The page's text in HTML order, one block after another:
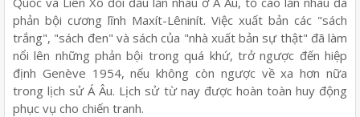
phản bội cương lĩnh Maxít-Lêninít. Việc xuất bản các "sách
trắng", "sách đen" và sách của "nhà xuất bản sự thật" đã làm
nổi lên những phản bội trong quá khứ, trở ngược đến hiệp
định Genève 1954, nếu không còn ngược về xa hơn nữa
trong lịch sử Á Âu. Lịch sử từ nay được hoàn toàn huy động
phục vụ cho chiến tranh.